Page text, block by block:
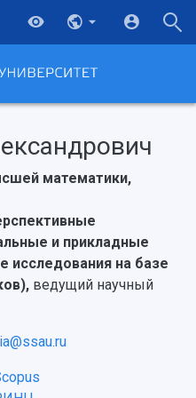
деятельность
математики,
и прикладные
исследования на базе
ведущий научный